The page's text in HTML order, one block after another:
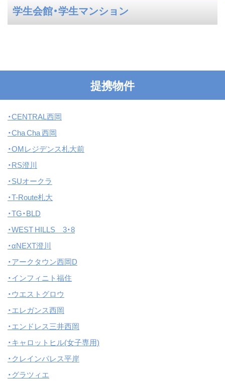
学生会館・学生マンション
提携物件
・CENTRAL西岡
・Cha Cha 西岡
・OMレジデンス札大前
・RS澄川
・SUオークラ
・T-Route札大
・TG・BLD
・WEST HILLS 3・8
・αNEXT澄川
・アークタウン西岡D
・インフィニト福住
・ウエストグロウ
・エレガンス西岡
・エンドレス三井西岡
・キャロットヒル(女子専用)
・クレインパレス平岸
・グラツィエ